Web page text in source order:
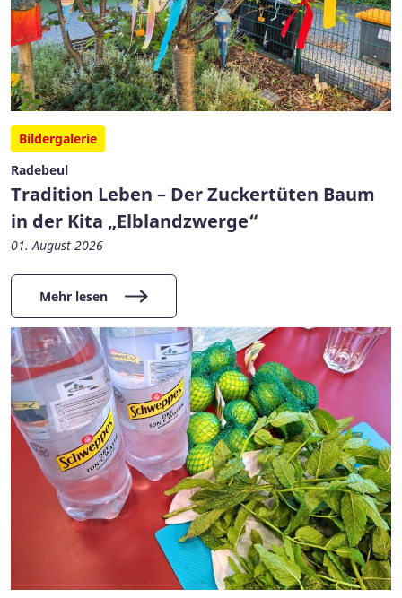
Bildergalerie
Radebeul
Tradition Leben – Der Zuckertüten Baum
in der Kita „Elblandzwerge“
01. August 2026
Mehr lesen